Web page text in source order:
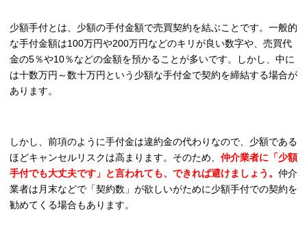
少額手付とは、少額の手付金額で売買契約を結ぶことです。一般的
な手付金額は100万円や200万円などのキリが良い数字や、売買代
金の5％や10％などの金額を預かることが多いです。しかし、中に
は十数万円～数十万円という少額な手付金で契約を締結する場合が
あります。
しかし、前項のように手付金は違約金の代わりなので、少額である
ほどキャンセルリスクは高まります。そのため、 仲介業者に「少額
手付でも大丈夫です」と言われても、できれば避けましょう。 仲介
業者は月末などで「契約数」が欲しいがために少額手付での契約を
勧めてくる場合もあります。